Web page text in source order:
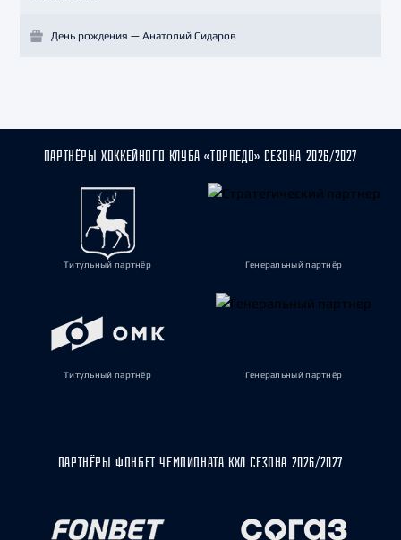
День рождения — Анатолий Сидаров
ПАРТНЁРЫ ХОККЕЙНОГО КЛУБА «ТОРПЕДО» СЕЗОНА 2026/2027
Титульный партнёр Генеральный партнёр
Титульный партнёр Генеральный партнёр
ПАРТНЁРЫ ФОНБЕТ ЧЕМПИОНАТА КХЛ СЕЗОНА 2026/2027